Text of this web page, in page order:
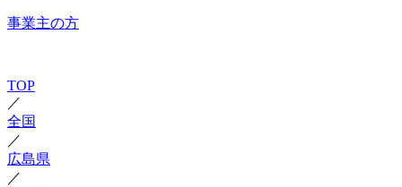
事業主の方
TOP
／
全国
／
広島県
／